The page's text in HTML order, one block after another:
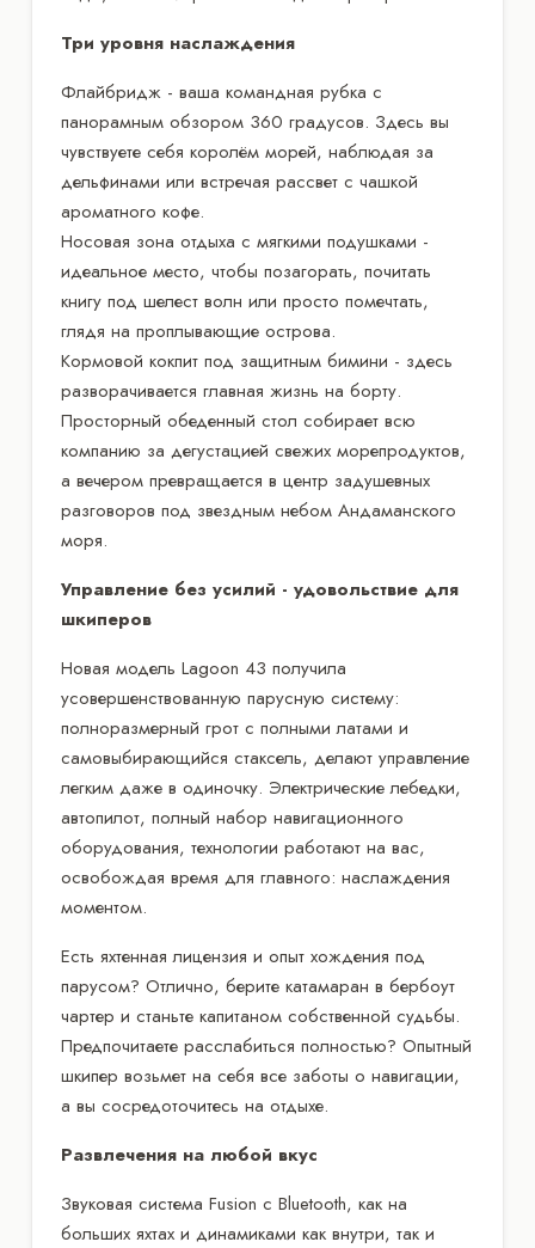
Три уровня наслаждения
Флайбридж - ваша командная рубка с
панорамным обзором 360 градусов. Здесь вы
чувствуете себя королём морей, наблюдая за
дельфинами или встречая рассвет с чашкой
ароматного кофе.
Носовая зона отдыха с мягкими подушками -
идеальное место, чтобы позагорать, почитать
книгу под шелест волн или просто помечтать,
глядя на проплывающие острова.
Кормовой кокпит под защитным бимини - здесь
разворачивается главная жизнь на борту.
Просторный обеденный стол собирает всю
компанию за дегустацией свежих морепродуктов,
а вечером превращается в центр задушевных
разговоров под звездным небом Андаманского
моря.
Управление без усилий - удовольствие для
шкиперов
Новая модель Lagoon 43 получила
усовершенствованную парусную систему:
полноразмерный грот с полными латами и
самовыбирающийся стаксель, делают управление
легким даже в одиночку. Электрические лебедки,
автопилот, полный набор навигационного
оборудования, технологии работают на вас,
освобождая время для главного: наслаждения
моментом.
Есть яхтенная лицензия и опыт хождения под
парусом? Отлично, берите катамаран в бербоут
чартер и станьте капитаном собственной судьбы.
Предпочитаете расслабиться полностью? Опытный
шкипер возьмет на себя все заботы о навигации,
а вы сосредоточитесь на отдыхе.
Развлечения на любой вкус
Звуковая система Fusion с Bluetooth, как на
больших яхтах и динамиками как внутри, так и